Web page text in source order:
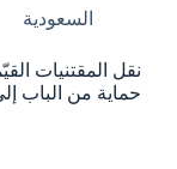
السعودية
نقل المقتنيات
حماية من الباب